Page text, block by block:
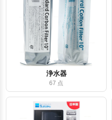
浄水器
67 点